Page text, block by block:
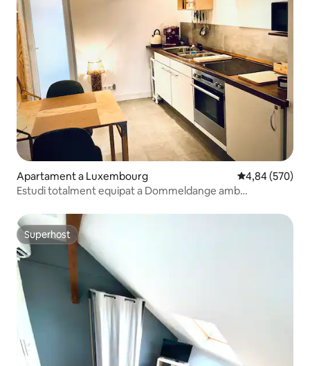
Apartament a Luxembourg 4,84 de
4,84 (570)
Estudi totalment equipat a Dommeldange amb
Superhost
Superhost